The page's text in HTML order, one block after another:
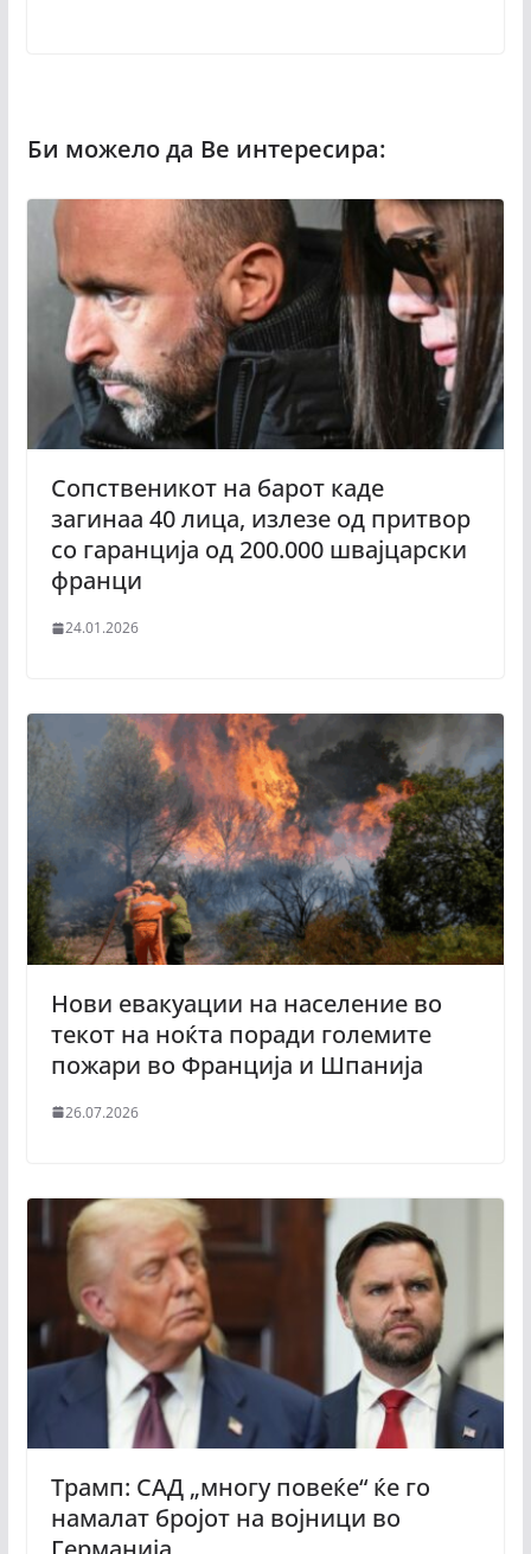
Сопственикот на барот каде
загинаа 40 лица, излезе од притвор
со гаранција од 200.000 швајцарски
франци
24.01.2026
Нови евакуации на население во
текот на ноќта поради големите
пожари во Франција и Шпанија
26.07.2026
Трамп: САД „многу повеќе“ ќе го
намалат бројот на војници во